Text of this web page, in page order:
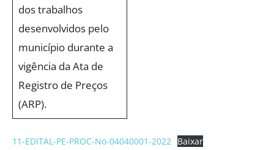
dos trabalhos
desenvolvidos pelo
município durante a
vigência da Ata de
Registro de Preços
(ARP).
11-EDITAL-PE-PROC-No-04040001-2022 Baixar